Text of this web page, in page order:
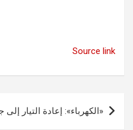
Source link
تصفّح
المقالات
«الكهرباء»: إعادة التيار